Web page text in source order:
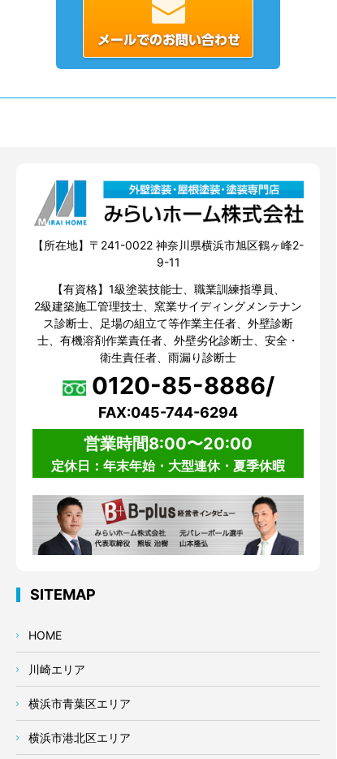
【所在地】〒241-0022 神奈川県横浜市旭区鶴ヶ峰2-
9-11
【有資格】1級塗装技能士、職業訓練指導員、
2級建築施工管理技士、窯業サイディングメンテナン
ス診断士、足場の組立て等作業主任者、外壁診断
士、有機溶剤作業責任者、外壁劣化診断士、安全・
衛生責任者、雨漏り診断士
0120-85-8886/
FAX:045-744-6294
営業時間8:00〜20:00
定休日：年末年始・大型連休・夏季休暇
SITEMAP
HOME
川崎エリア
横浜市青葉区エリア
横浜市港北区エリア